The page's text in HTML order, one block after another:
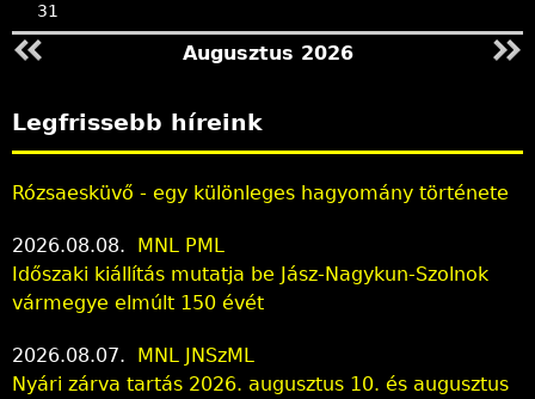
31
Augusztus 2026
Legfrissebb híreink
Rózsaesküvő - egy különleges hagyomány története
2026.08.08.
MNL PML
Időszaki kiállítás mutatja be Jász-Nagykun-Szolnok
vármegye elmúlt 150 évét
2026.08.07.
MNL JNSzML
Nyári zárva tartás 2026. augusztus 10. és augusztus